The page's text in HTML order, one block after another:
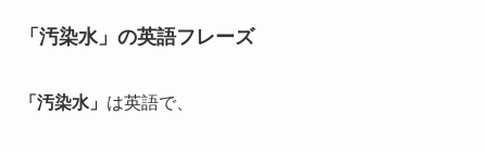
「汚染水」の英語フレーズ
「汚染水」 は英語で、